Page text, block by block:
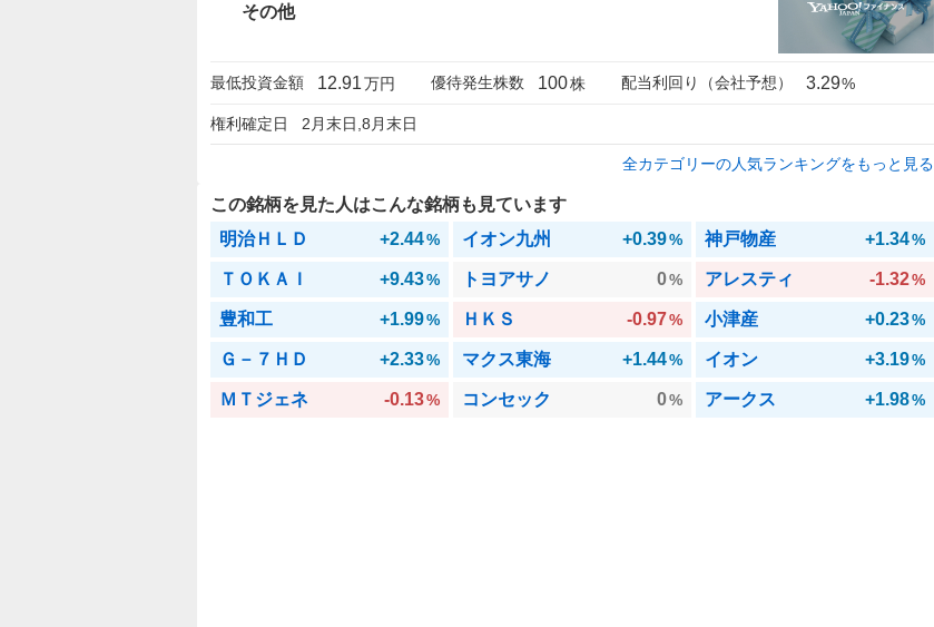
その他
最低投資金額 12.91万円 優待発生株数 100株 配当利回り（会社予想） 3.29%
権利確定日 2月末日,8月末日
全カテゴリーの人気ランキングをもっと見る
この銘柄を見た人はこんな銘柄も見ています
明治ＨＬＤ
+2.44% イオン九州 +0.39% 神戸物産 +1.34%
ＴＯＫＡＩ +9.43% トヨアサノ 0% アレスティ -1.32%
豊和工 +1.99% ＨＫＳ -0.97% 小津産 +0.23%
Ｇ－７ＨＤ +2.33% マクス東海 +1.44% イオン +3.19%
ＭＴジェネ -0.13% コンセック 0% アークス +1.98%